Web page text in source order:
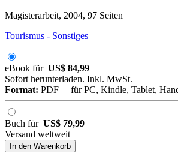
Magisterarbeit, 2004, 97 Seiten
Tourismus - Sonstiges
eBook für US$ 84,99
Sofort herunterladen. Inkl. MwSt.
Format: PDF – für PC, Kindle, Tablet,
Buch für US$ 79,99
Versand weltweit
In den Warenkorb